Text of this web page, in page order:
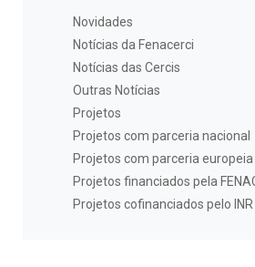
Novidades
Notícias da Fenacerci
Notícias das Cercis
Outras Notícias
Projetos
Projetos com parceria nacional
Projetos com parceria europeia
Projetos financiados pela
Projetos cofinanciados pelo INR